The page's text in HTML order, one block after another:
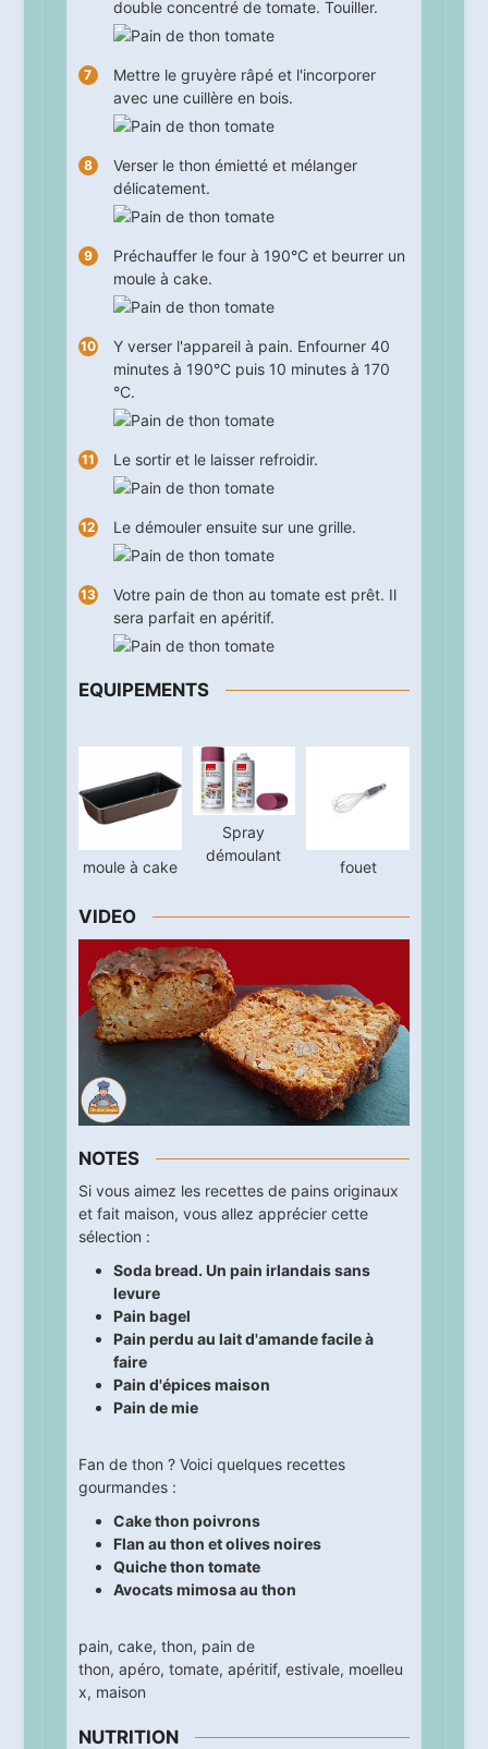
double concentré de tomate. Touiller.
Mettre le gruyère râpé et l'incorporer
avec une cuillère en bois.
Verser le thon émietté et mélanger
délicatement.
Préchauffer le four à 190°C et beurrer un
moule à cake.
Y verser l'appareil à pain. Enfourner 40
minutes à 190°C puis 10 minutes à 170
°C.
Le sortir et le laisser refroidir.
Le démouler ensuite sur une grille.
Votre pain de thon au tomate est prêt. Il
sera parfait en apéritif.
EQUIPEMENTS
moule à cake
Spray
démoulant
fouet
VIDEO
NOTES
Si vous aimez les recettes de pains originaux
et fait maison, vous allez apprécier cette
sélection :
Soda bread. Un pain irlandais sans
levure
Pain bagel
Pain perdu au lait d'amande facile à
faire
Pain d'épices maison
Pain de mie
Fan de thon ? Voici quelques recettes
gourmandes :
Cake thon poivrons
Flan au thon et olives noires
Quiche thon tomate
Avocats mimosa au thon
pain, cake, thon, pain de
thon, apéro, tomate, apéritif, estivale, moelleu
x, maison
NUTRITION